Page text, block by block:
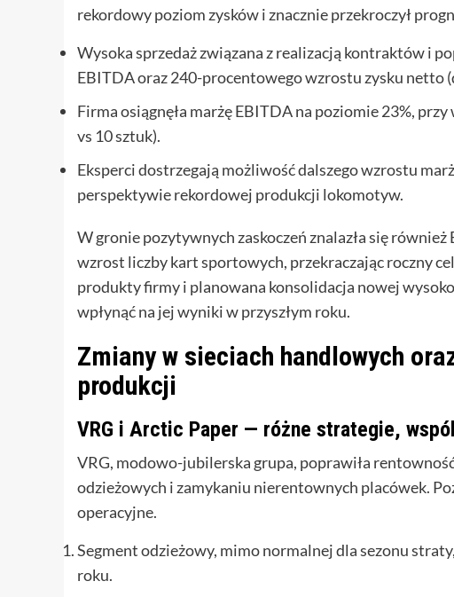
rekordowy poziom zysków i znacznie przekroczył
Wysoka sprzedaż związana z realizacją kontraktów i
EBITDA oraz 240-procentowego wzrostu zysku netto
Firma osiągnęła marżę EBITDA na poziomie 23%,
vs 10 sztuk).
Eksperci dostrzegają możliwość dalszego wzrostu
perspektywie rekordowej produkcji lokomotyw.
W gronie pozytywnych zaskoczeń znalazła się
wzrost liczby kart sportowych, przekraczając roczny
produkty firmy i planowana konsolidacja nowej
wpłynąć na jej wyniki w przyszłym roku.
Zmiany w sieciach handlowych
produkcji
VRG i Arctic Paper — różne strategie,
VRG, modowo-jubilerska grupa, poprawiła
odzieżowych i zamykaniu nierentownych placówek.
operacyjne.
Segment odzieżowy, mimo normalnej dla sezonu
roku.